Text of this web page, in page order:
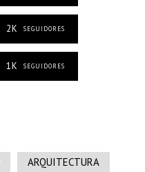
2K SEGUIDORES
1K SEGUIDORES
ARQUITECTURA